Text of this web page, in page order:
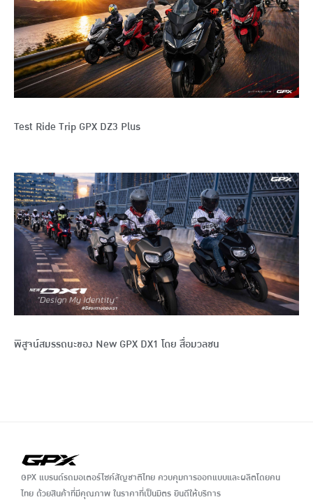
Test Ride Trip GPX DZ3 Plus
พิสูจน์สมรรถนะของ New GPX DX1 โดย สื่อมวลชน
GPX แบรนด์รถมอเตอร์ไซค์สัญชาติไทย ควบคุมการออกแบบและผลิตโดยคน
ไทย ด้วยสินค้าที่มีคุณภาพ ในราคาที่เป็นมิตร ยินดีให้บริการ